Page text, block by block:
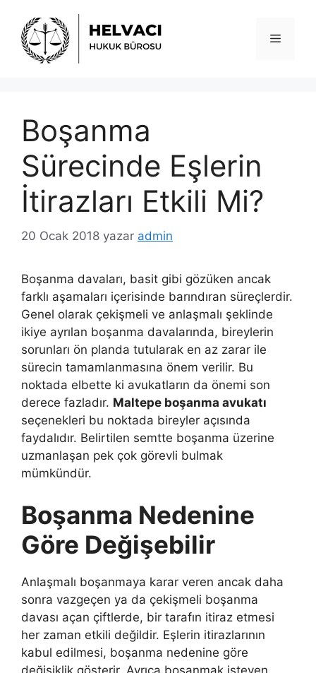
Menü
Boşanma
Sürecinde Eşlerin
İtirazları Etkili Mi?
20 Ocak 2018 yazar admin
Boşanma davaları, basit gibi gözüken ancak
farklı aşamaları içerisinde barındıran süreçlerdir.
Genel olarak çekişmeli ve anlaşmalı şeklinde
ikiye ayrılan boşanma davalarında, bireylerin
sorunları ön planda tutularak en az zarar ile
sürecin tamamlanmasına önem verilir. Bu
noktada elbette ki avukatların da önemi son
derece fazladır. Maltepe boşanma avukatı
seçenekleri bu noktada bireyler açısında
faydalıdır. Belirtilen semtte boşanma üzerine
uzmanlaşan pek çok görevli bulmak
mümkündür.
Boşanma Nedenine
Göre Değişebilir
Anlaşmalı boşanmaya karar veren ancak daha
sonra vazgeçen ya da çekişmeli boşanma
davası açan çiftlerde, bir tarafın itiraz etmesi
her zaman etkili değildir. Eşlerin itirazlarının
kabul edilmesi, boşanma nedenine göre
değişiklik gösterir. Ayrıca boşanmak isteyen